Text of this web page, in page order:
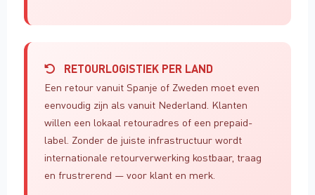
RETOURLOGISTIEK PER LAND
Een retour vanuit Spanje of Zweden moet even
eenvoudig zijn als vanuit Nederland. Klanten
willen een lokaal retouradres of een prepaid-
label. Zonder de juiste infrastructuur wordt
internationale retourverwerking kostbaar, traag
en frustrerend — voor klant en merk.